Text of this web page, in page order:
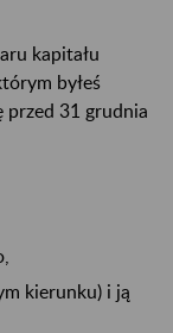
kapitału
byłeś
przed 31 grudnia
kierunku) i ją